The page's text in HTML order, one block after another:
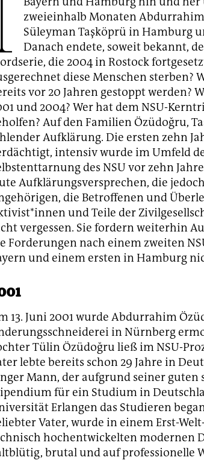
zweieinhalb Monaten
Süleyman Taşköprü in Hamburg
Danach endete, soweit bekannt,
die 2004 in Rostock
diese Menschen sterben?
vor 20 Jahren gestoppt werden?
und 2004? Wer hat dem NSU-
Auf den Familien Özüdoğru,
Aufklärung. Die ersten zehn
intensiv wurde im Umfeld
des NSU vor zehn
Aufklärungsversprechen, die
die Betroffenen und
und Teile der
vergessen. Sie fordern weiterhin
Forderungen nach einem zweiten
und einem ersten in Hamburg
13. Juni 2001 wurde Abdurrahim
in Nürnberg
Tülin Özüdoğru ließ im NSU-
lebte bereits schon 29 Jahre in
Mann, der aufgrund seiner guten
für ein Studium in
Erlangen das Studieren
Vater, wurde in einem Erst-
hochentwickelten modernen
brutal und auf professionelle